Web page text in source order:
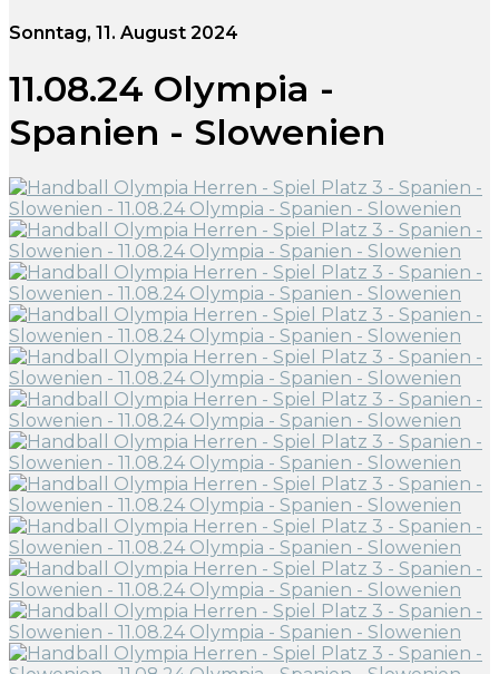
Sonntag, 11. August 2024
11.08.24 Olympia -
Spanien - Slowenien